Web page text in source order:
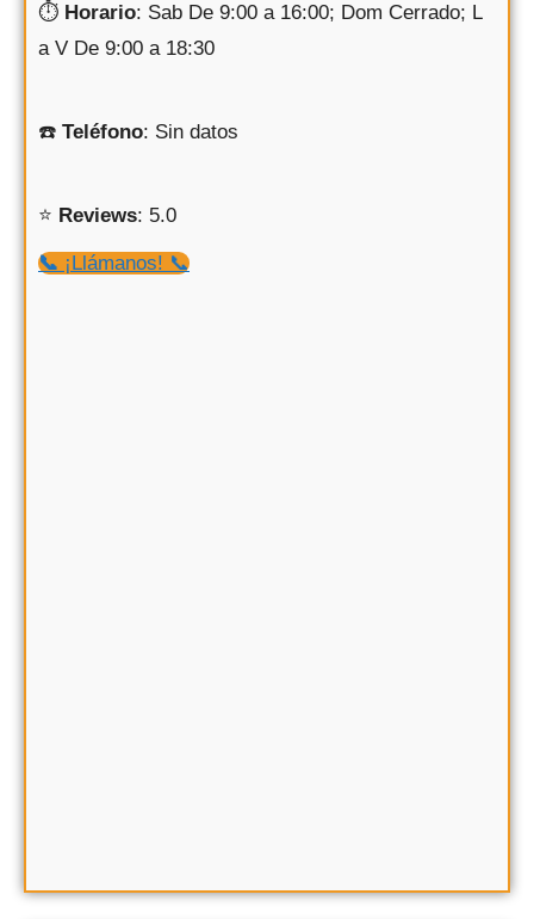
⏱ Horario: Sab De 9:00 a 16:00; Dom Cerrado; L
a V De 9:00 a 18:30
☎️ Teléfono: Sin datos
⭐️ Reviews: 5.0
📞 ¡Llámanos! 📞